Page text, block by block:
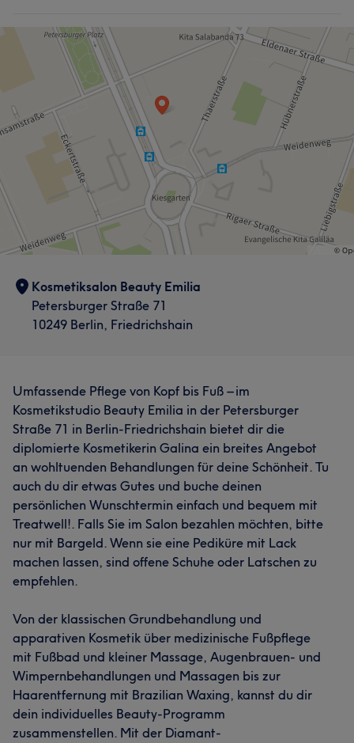
Kosmetiksalon Beauty Emilia
Petersburger Straße 71
10249 Berlin, Friedrichshain
Umfassende Pflege von Kopf bis Fuß – im
Kosmetikstudio Beauty Emilia in der Petersburger
Straße 71 in Berlin-Friedrichshain bietet dir die
diplomierte Kosmetikerin Galina ein breites Angebot
an wohltuenden Behandlungen für deine Schönheit. Tu
auch du dir etwas Gutes und buche deinen
persönlichen Wunschtermin einfach und bequem mit
Treatwell!. Falls Sie im Salon bezahlen möchten, bitte
nur mit Bargeld. Wenn sie eine Pediküre mit Lack
machen lassen, sind offene Schuhe oder Latschen zu
empfehlen.
Von der klassischen Grundbehandlung und
apparativen Kosmetik über medizinische Fußpflege
mit Fußbad und kleiner Massage, Augenbrauen- und
Wimpernbehandlungen und Massagen bis zur
Haarentfernung mit Brazilian Waxing, kannst du dir
dein individuelles Beauty-Programm
zusammenstellen. Mit der Diamant-